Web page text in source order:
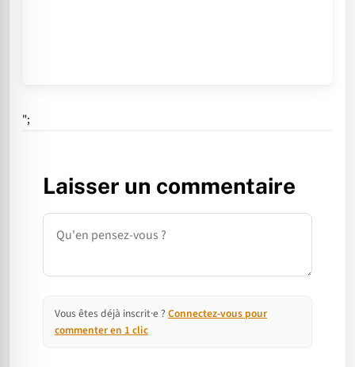
";
Laisser un commentaire
Commentaire
Vous êtes déjà inscrit·e ? Connectez-vous pour
commenter en 1 clic